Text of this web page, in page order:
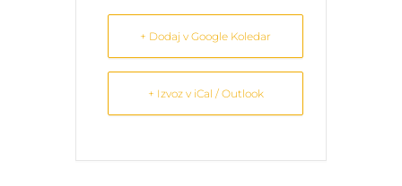
+ Dodaj v Google Koledar
+ Izvoz v iCal / Outlook